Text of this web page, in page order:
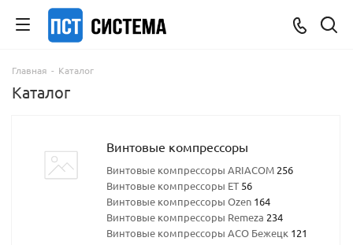
Главная - Каталог
Каталог
Винтовые компрессоры
Винтовые компрессоры ARIACOM 256
Винтовые компрессоры ET 56
Винтовые компрессоры Ozen 164
Винтовые компрессоры Remeza 234
Винтовые компрессоры АСО Бежецк 121